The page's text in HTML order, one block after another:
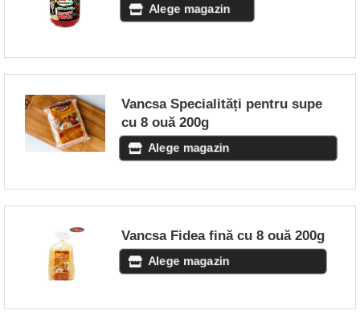
Alege magazin
Vancsa Specialități pentru supe
cu 8 ouă 200g
Alege magazin
Vancsa Fidea fină cu 8 ouă 200g
Alege magazin